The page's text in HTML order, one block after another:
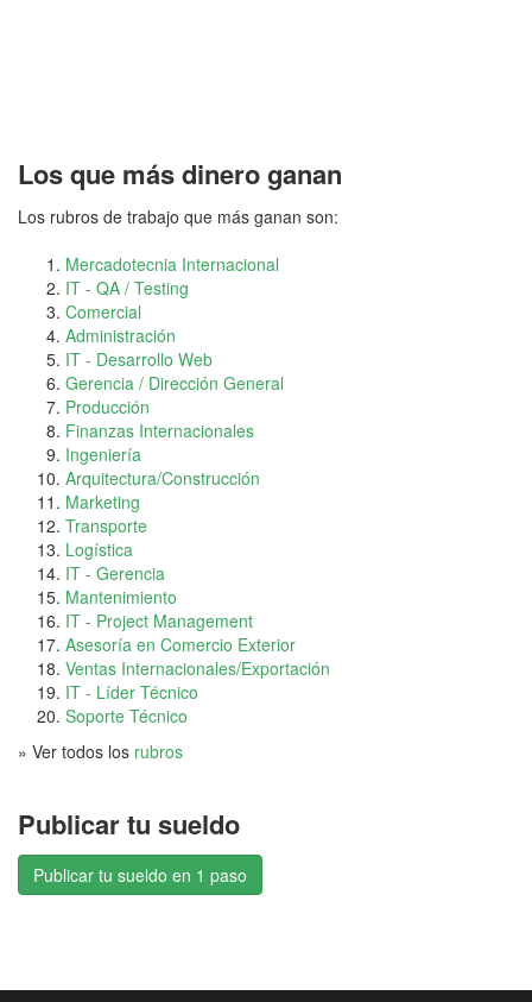
Los que más dinero ganan
Los rubros de trabajo que más ganan son:
Mercadotecnia Internacional
IT - QA / Testing
Comercial
Administración
IT - Desarrollo Web
Gerencia / Dirección General
Producción
Finanzas Internacionales
Ingeniería
Arquitectura/Construcción
Marketing
Transporte
Logística
IT - Gerencia
Mantenimiento
IT - Project Management
Asesoría en Comercio Exterior
Ventas Internacionales/Exportación
IT - Líder Técnico
Soporte Técnico
» Ver todos los rubros
Publicar tu sueldo
Publicar tu sueldo en 1 paso